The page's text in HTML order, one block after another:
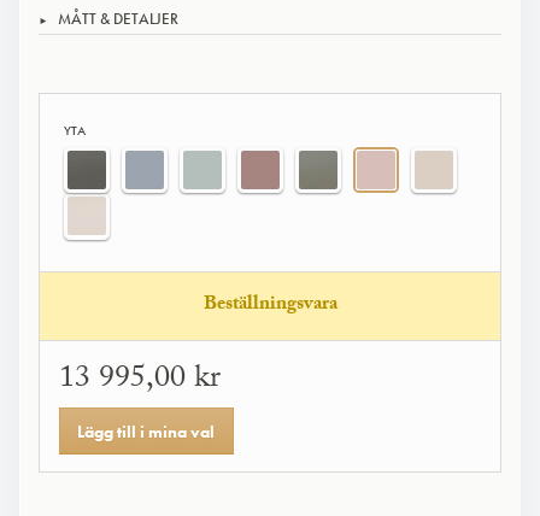
MÅTT & DETALJER
YTA
Beställningsvara
13 995,00 kr
Lägg till i mina val